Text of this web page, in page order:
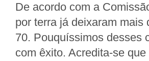
De acordo com a
por terra já deixaram
70. Pouquíssimos desses
com êxito. Acredita-se